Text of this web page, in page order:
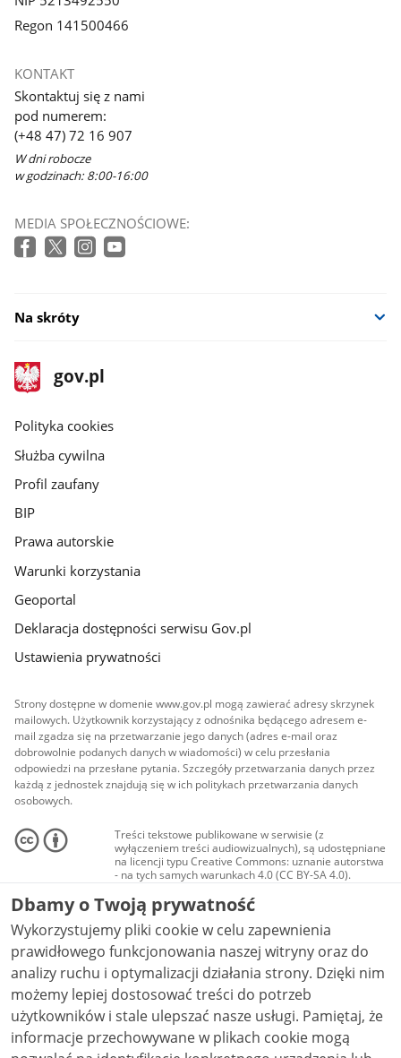
Regon 141500466
KONTAKT
Skontaktuj się z nami
pod numerem:
(+48 47) 72 16 907
W dni robocze
w godzinach: 8:00-16:00
MEDIA SPOŁECZNOŚCIOWE:
Na skróty
stopka
gov.pl
Strona
gov.pl
gov.pl
Polityka cookies
Służba cywilna
Profil zaufany
BIP
Prawa autorskie
Warunki korzystania
Geoportal
Deklaracja dostępności serwisu Gov.pl
Ustawienia prywatności
Strony dostępne w domenie www.gov.pl mogą zawierać adresy skrzynek
mailowych. Użytkownik korzystający z odnośnika będącego adresem e-
mail zgadza się na przetwarzanie jego danych (adres e-mail oraz
dobrowolnie podanych danych w wiadomości) w celu przesłania
odpowiedzi na przesłane pytania. Szczegóły przetwarzania danych przez
każdą z jednostek znajdują się w ich politykach przetwarzania danych
osobowych.
Treści tekstowe publikowane w serwisie (z
wyłączeniem treści audiowizualnych), są udostępniane
na licencji typu Creative Commons: uznanie autorstwa
- na tych samych warunkach 4.0 (CC BY-SA 4.0).
Materiały audiowizualne, w tym zdjęcia, materiały
audio i wideo, są udostępniane na licencji typu
Creative Commons: uznanie autorstwa użycie
niekomercyjne - bez utworów zależnych 4.0 (CC BY-
NC-ND 4.0), o ile nie jest to stwierdzone inaczej.
Dbamy o Twoją prywatność
Wykorzystujemy pliki cookie w celu zapewnienia
prawidłowego funkcjonowania naszej witryny oraz do
analizy ruchu i optymalizacji działania strony. Dzięki nim
możemy lepiej dostosować treści do potrzeb
użytkowników i stale ulepszać nasze usługi. Pamiętaj, że
informacje przechowywane w plikach cookie mogą